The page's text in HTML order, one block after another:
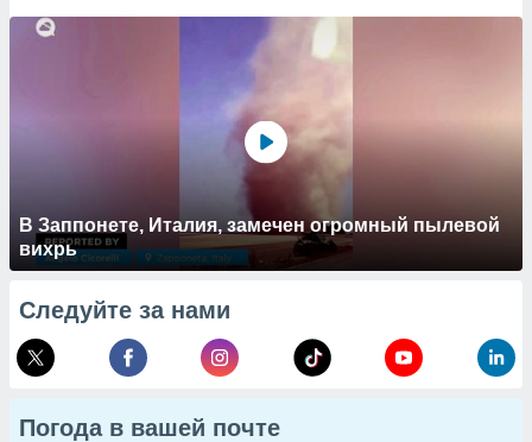
В Заппонете, Италия, замечен огромный пылевой
вихрь
Следуйте за нами
Погода в вашей почте